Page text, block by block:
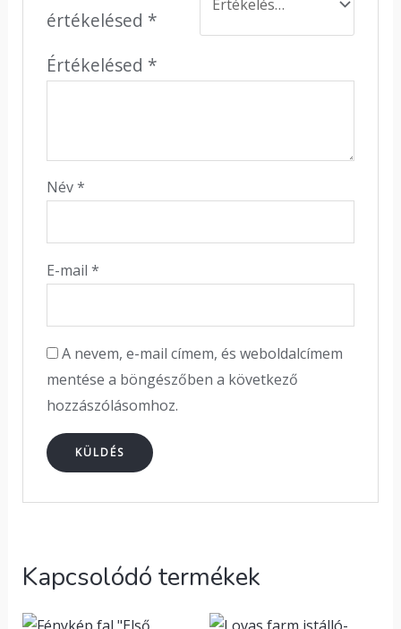
értékelésed *
Értékelésed *
Név*
E-mail*
A nevem, e-mail címem, és weboldalcímem
mentése a böngészőben a következő
hozzászólásomhoz.
Kapcsolódó termékek